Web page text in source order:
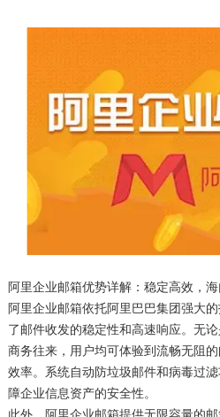
阿里企业邮箱优势详解：稳定高效，
阿里企业邮箱依托阿里巴巴集团强大
了邮件收发的稳定性和高速响应。无
商务往来，用户均可体验到流畅无阻
效率。系统自动防垃圾邮件和病毒过
障企业信息资产的安全性。